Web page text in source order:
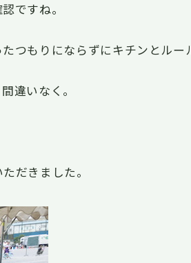
ですね。
つもりにならずにキチンとルー
違いなく。
だきました。